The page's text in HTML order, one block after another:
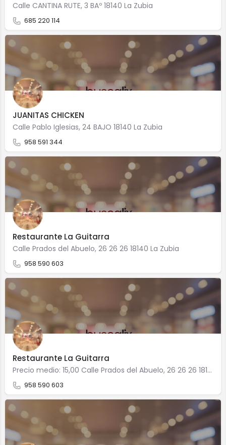
Calle CANTINA RUTE, 3 BAº 18140 La Zubia
685 220 114
JUANITAS CHICKEN
Calle Pablo Iglesias, 24 BAJO 18140 La Zubia
958 591 344
Restaurante La Guitarra
Calle Prados del Abuelo, 26 26 26 18140 La Zubia
958 590 603
Restaurante La Guitarra
Precio medio: 15,00 Calle Prados del Abuelo, 26 26 26 18140 La Zubia
958 590 603